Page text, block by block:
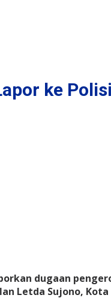
ke Polisi
dugaan
Letda Sujono, Kota